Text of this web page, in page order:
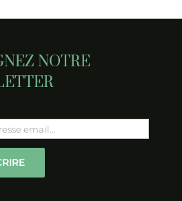
NOTRE
this field empty.